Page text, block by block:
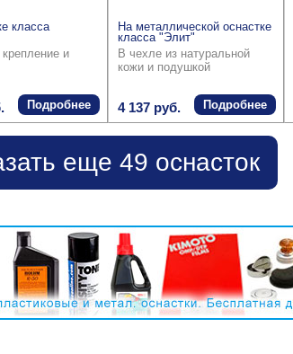
класса
и
Подробнее
На металлической оснастке
класса "Элит"
В чехле из натуральной
кожи и подушкой
4 137 руб. Подробнее
еще 49 оснасток